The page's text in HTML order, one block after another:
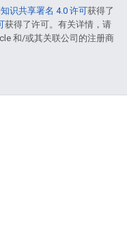
知识共享署名 4.0 许可获得了
获得了许可。有关详情，请
和/或其关联公司的注册商